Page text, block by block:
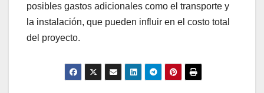
posibles gastos adicionales como el transporte y
la instalación, que pueden influir en el costo total
del proyecto.